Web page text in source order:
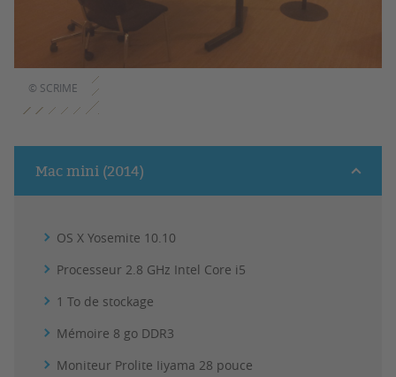
© SCRIME
Mac mini (2014)
OS X Yosemite 10.10
Processeur 2.8 GHz Intel Core i5
1 To de stockage
Mémoire 8 go DDR3
Moniteur Prolite Iiyama 28 pouce